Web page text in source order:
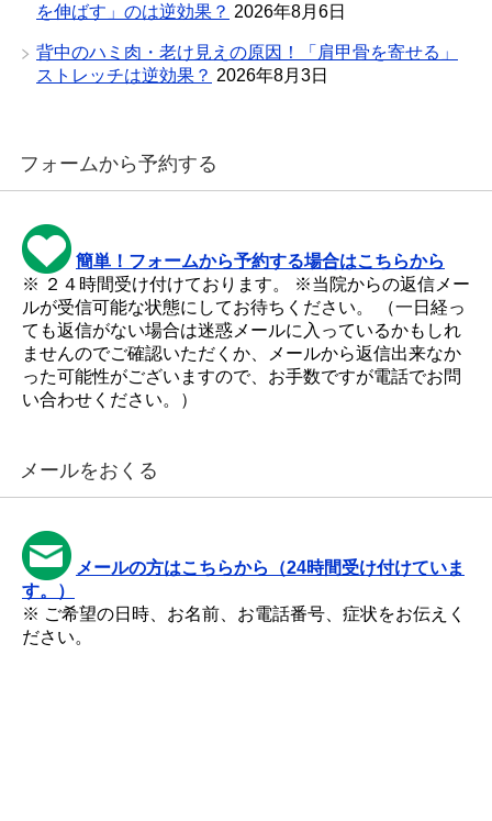
を伸ばす」のは逆効果？ 2026年8月6日
背中のハミ肉・老け見えの原因！「肩甲骨を寄せる」
ストレッチは逆効果？ 2026年8月3日
フォームから予約する
簡単！フォームから予約する場合はこちらから
※ ２４時間受け付けております。 ※当院からの返信メー
ルが受信可能な状態にしてお待ちください。 （一日経っ
ても返信がない場合は迷惑メールに入っているかもしれ
ませんのでご確認いただくか、メールから返信出来なか
った可能性がございますので、お手数ですが電話でお問
い合わせください。）
メールをおくる
メールの方はこちらから（24時間受け付けていま
す。）
※ ご希望の日時、お名前、お電話番号、症状をお伝えく
ださい。